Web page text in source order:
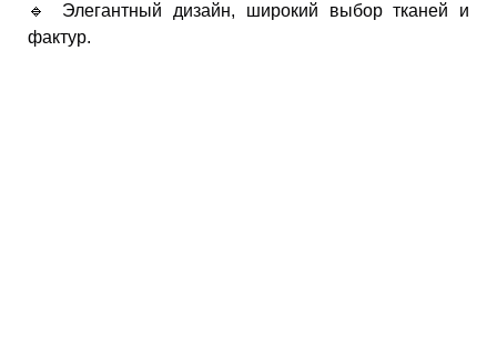
🔹 Элегантный дизайн, широкий выбор тканей и
фактур.